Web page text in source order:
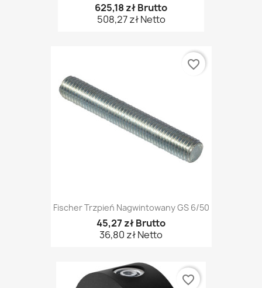
625,18 zł Brutto
508,27 zł Netto
Fischer Trzpień Nagwintowany GS 6/50
45,27 zł Brutto
36,80 zł Netto
favorite_border
favorite_border